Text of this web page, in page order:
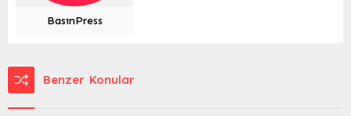
BasınPress
Benzer Konular